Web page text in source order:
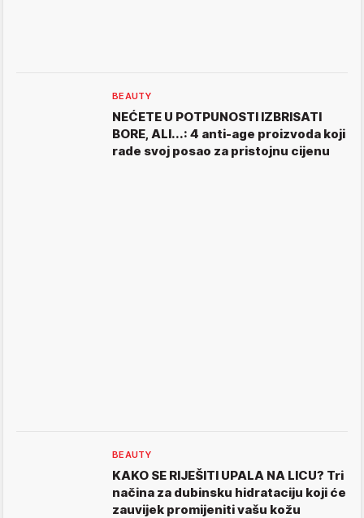
BEAUTY
NEĆETE U POTPUNOSTI IZBRISATI
BORE, ALI...: 4 anti-age proizvoda koji
rade svoj posao za pristojnu cijenu
BEAUTY
KAKO SE RIJEŠITI UPALA NA LICU? Tri
načina za dubinsku hidrataciju koji će
zauvijek promijeniti vašu kožu